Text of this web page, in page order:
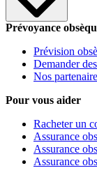
Prévoyance
Prévision
Demander
Nos
Pour vous aider
Racheter un
Assurance
Assurance
Assurance